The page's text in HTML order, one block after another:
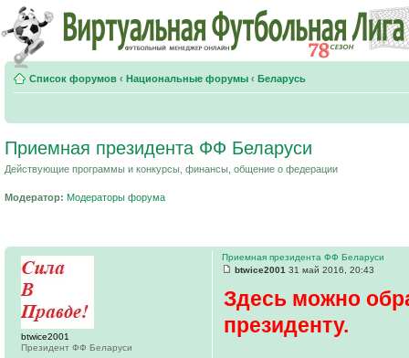
Список форумов ‹ Национальные форумы ‹ Беларусь
Приемная президента ФФ Беларуси
Действующие программы и конкурсы, финансы, общение о федерации
Модератор: Модераторы форума
Приемная президента ФФ Беларуси
btwice2001 31 май 2016, 20:43
Здесь можно
президенту.
btwice2001
Президент ФФ Беларуси